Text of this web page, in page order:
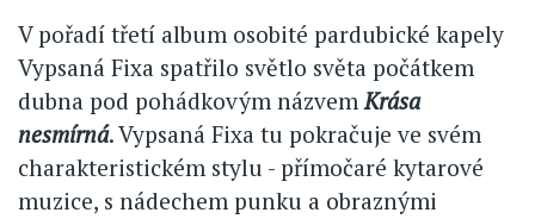
V pořadí třetí album osobité pardubické kapely
Vypsaná Fixa spatřilo světlo světa počátkem
dubna pod pohádkovým názvem Krása
nesmírná. Vypsaná Fixa tu pokračuje ve svém
charakteristickém stylu - přímočaré kytarové
muzice, s nádechem punku a obraznými